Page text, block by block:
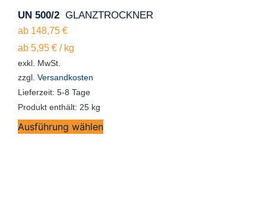
UN 500/2 GLANZTROCKNER
ab 148,75 €
ab 5,95 €/ kg
exkl. MwSt.
zzgl. Versandkosten
Lieferzeit: 5-8 Tage
Produkt enthält: 25 kg
Ausführung wählen